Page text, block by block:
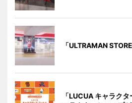
「ULTRAMAN
「LUCUA キャラク